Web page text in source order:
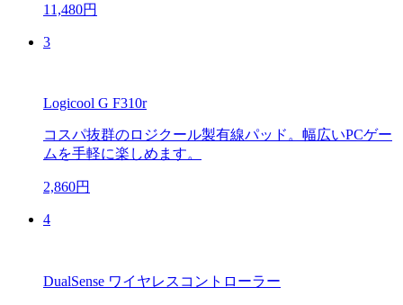
11,480円
3
Logicool G F310r
コスパ抜群のロジクール製有線パッド。幅広いPCゲー
ムを手軽に楽しめます。
2,860円
4
DualSense ワイヤレスコントローラー